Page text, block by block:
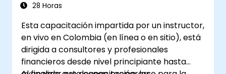
28 Horas
Esta capacitación impartida por un instructor,
en vivo en Colombia (en línea o en sitio), está
dirigida a consultores y profesionales
financieros desde nivel principiante hasta